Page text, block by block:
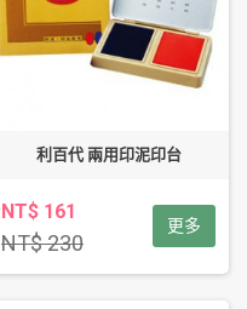
利百代 兩用印泥印台
NT$ 161
NT$ 230
更多